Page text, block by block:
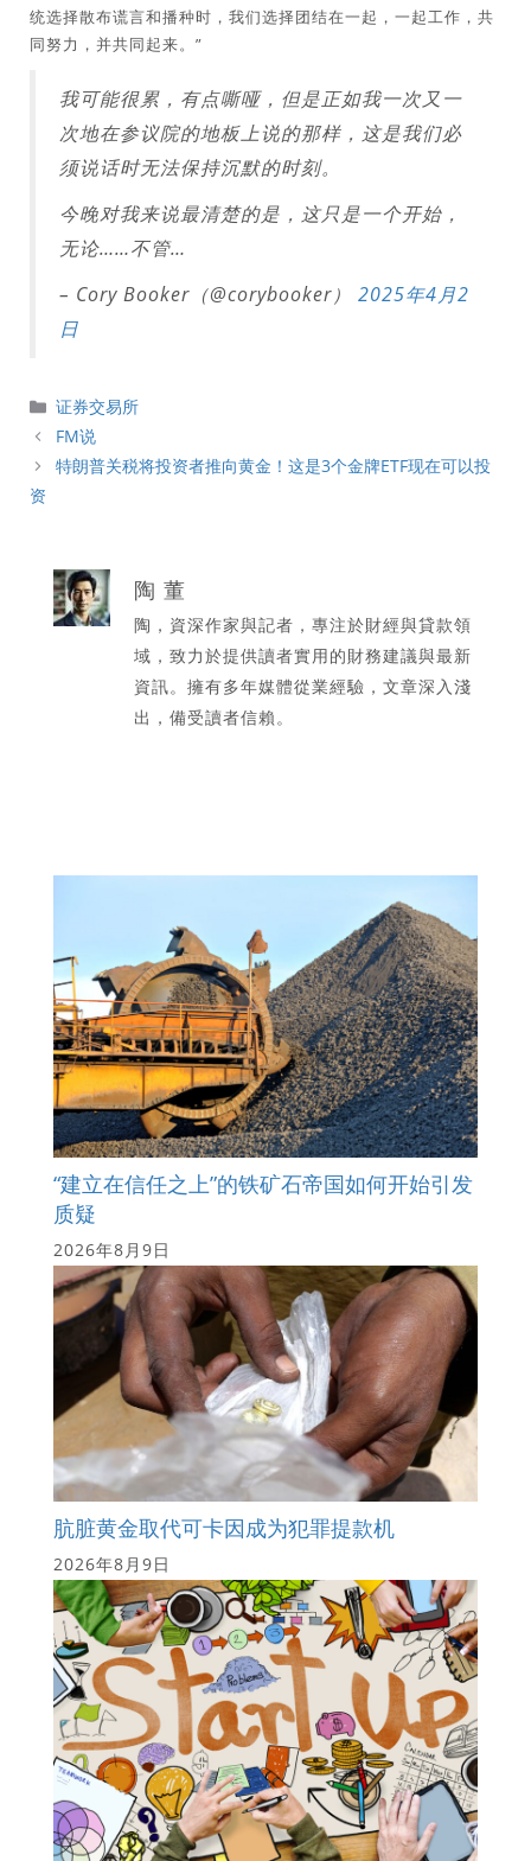
统选择散布谎言和播种时，我们选择团结在一起，一起工作，共
同努力，并共同起来。”
我可能很累，有点嘶哑，但是正如我一次又一
次地在参议院的地板上说的那样，这是我们必
须说话时无法保持沉默的时刻。
今晚对我来说最清楚的是，这只是一个开始，
无论……不管…
– Cory Booker（@corybooker） 2025年4月2
日
分
類
证券交易所
FM说
特朗普关税将投资者推向黄金！这是3个金牌ETF现在可以投
资
陶 董
陶，資深作家與記者，專注於財經與貸款領
域，致力於提供讀者實用的財務建議與最新
資訊。擁有多年媒體從業經驗，文章深入淺
出，備受讀者信賴。
“建立在信任之上”的铁矿石帝国如何开始引发
质疑
2026年8月9日
肮脏黄金取代可卡因成为犯罪提款机
2026年8月9日